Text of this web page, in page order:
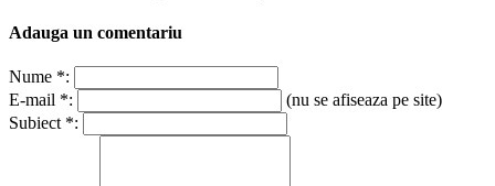
Adauga un comentariu
Nume *:
E-mail *:
(nu se afiseaza pe site)
Subiect *: